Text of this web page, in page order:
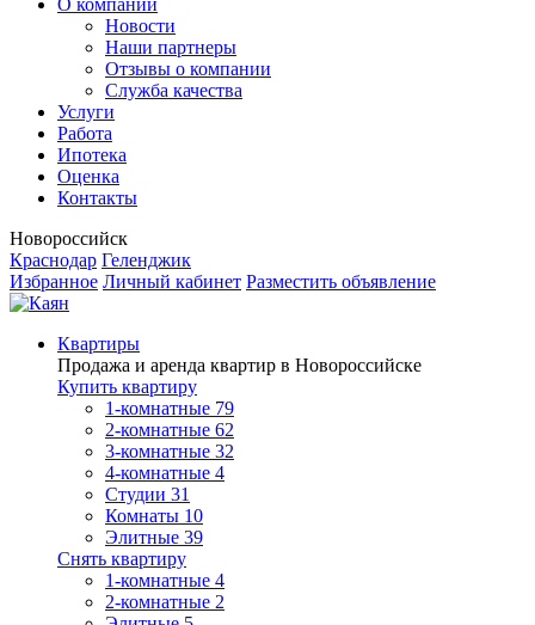
Новости
Наши партнеры
Отзывы о компании
Служба качества
Услуги
Работа
Ипотека
Оценка
Контакты
Новороссийск
Краснодар Геленджик
Избранное Личный кабинет Разместить объявление
Квартиры
Продажа и аренда квартир в Новороссийске
Купить квартиру
1-комнатные 79
2-комнатные 62
3-комнатные 32
4-комнатные 4
Студии 31
Комнаты 10
Элитные 39
Снять квартиру
1-комнатные 4
2-комнатные 2